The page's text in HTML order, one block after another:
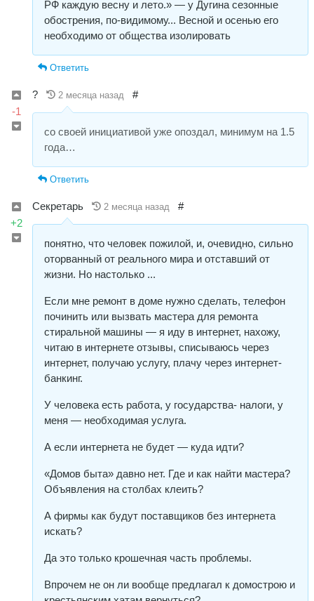
РФ каждую весну и лето.» — у Дугина сезонные
обострения, по-видимому... Весной и осенью его
необходимо от общества изолировать
Ответить
-1
? 2 месяца назад #
со своей инициативой уже опоздал, минимум на 1.5
года…
Ответить
+2
Секретарь 2 месяца назад #
понятно, что человек пожилой, и, очевидно, сильно
оторванный от реального мира и отставший от
жизни. Но настолько ...
Если мне ремонт в доме нужно сделать, телефон
починить или вызвать мастера для ремонта
стиральной машины — я иду в интернет, нахожу,
читаю в интернете отзывы, списываюсь через
интернет, получаю услугу, плачу через интернет-
банкинг.
У человека есть работа, у государства- налоги, у
меня — необходимая услуга.
А если интернета не будет — куда идти?
«Домов быта» давно нет. Где и как найти мастера?
Объявления на столбах клеить?
А фирмы как будут поставщиков без интернета
искать?
Да это только крошечная часть проблемы.
Впрочем не он ли вообще предлагал к домострою и